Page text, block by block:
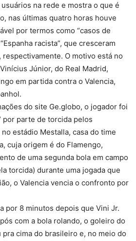
na rede e mostra o que é
nas últimas quatro horas houve
por termos como “casos de
racista”, que cresceram
respectivamente. O motivo está no
Júnior, do Real Madrid,
em partida contra o Valencia,
do site Ge.globo, o jogador foi
por parte de torcida pelos
estádio Mestalla, casa do time
cuja origem é do Flamengo,
de uma segunda bola em campo
torcida) durante uma jogada que
o Valencia vencia o confronto por
por 8 minutos depois que Vini Jr.
com a bola rolando, o goleiro do
cima do brasileiro e, no meio do